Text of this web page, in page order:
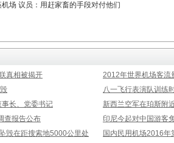
场 议员：用赶家畜的手段对付他们
真相被揭开
2012年世界机场客流
八一飞行表演队训练
长、党委书记
新西兰空军在珀斯附
查报告公布
印尼今起对中国游客
毁在距搜索地5000公里处
国内民用机场2016年